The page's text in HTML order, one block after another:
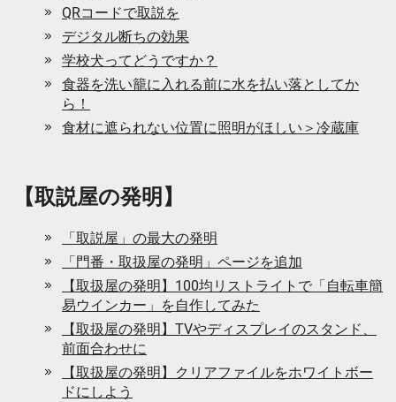
QRコードで取説を
デジタル断ちの効果
学校犬ってどうですか？
食器を洗い籠に入れる前に水を払い落としてか
ら！
食材に遮られない位置に照明がほしい＞冷蔵庫
【取説屋の発明】
「取説屋」の最大の発明
「門番・取扱屋の発明」ページを追加
【取扱屋の発明】100均リストライトで「自転車簡
易ウインカー」を自作してみた
【取扱屋の発明】TVやディスプレイのスタンド、
前面合わせに
【取扱屋の発明】クリアファイルをホワイトボー
ドにしよう